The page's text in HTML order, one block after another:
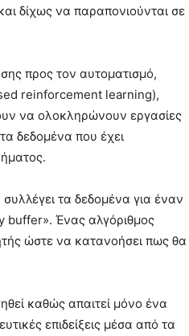
δίχως να παραπονιούνται σε
προς τον αυτοματισμό,
reinforcement learning),
να ολοκληρώνουν εργασίες
δεδομένα που έχει
τα δεδομένα για έναν
buffer». Ένας αλγόριθμος
ώστε να κατανοήσει πως θα
καθώς απαιτεί μόνο ένα
επιδείξεις μέσα από τα